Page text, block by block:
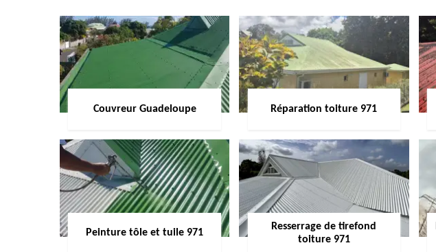
Couvreur Guadeloupe Réparation toiture 971
Peinture tôle et tuile 971
Resserrage de tirefond
toiture 971